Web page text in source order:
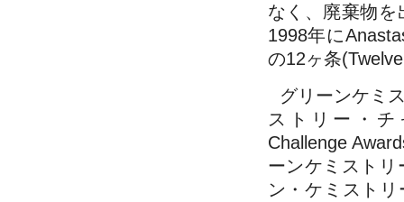
なく、廃棄物
1998年に
の12ヶ条
グリーンケミ
ストリー・チ
Challenge
ーンケミスト
ン・ケミスト